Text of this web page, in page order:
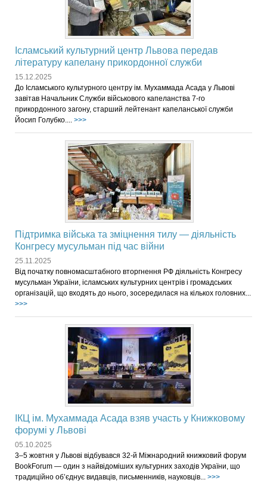
Ісламський культурний центр Львова передав
літературу капелану прикордонної служби
15.12.2025
До Ісламського культурного центру ім. Мухаммада Асада у Львові
завітав Начальник Служби військового капеланства 7-го
прикордонного загону, старший лейтенант капеланської служби
Йосип Голубко.... >>>
Підтримка війська та зміцнення тилу — діяльність
Конгресу мусульман під час війни
25.11.2025
Від початку повномасштабного вторгнення РФ діяльність Конгресу
мусульман України, ісламських культурних центрів і громадських
організацій, що входять до нього, зосередилася на кількох головних...
>>>
ІКЦ ім. Мухаммада Асада взяв участь у Книжковому
форумі у Львові
05.10.2025
3–5 жовтня у Львові відбувався 32-й Міжнародний книжковий форум
BookForum — один з найвідоміших культурних заходів України, що
традиційно об’єднує видавців, письменників, науковців... >>>